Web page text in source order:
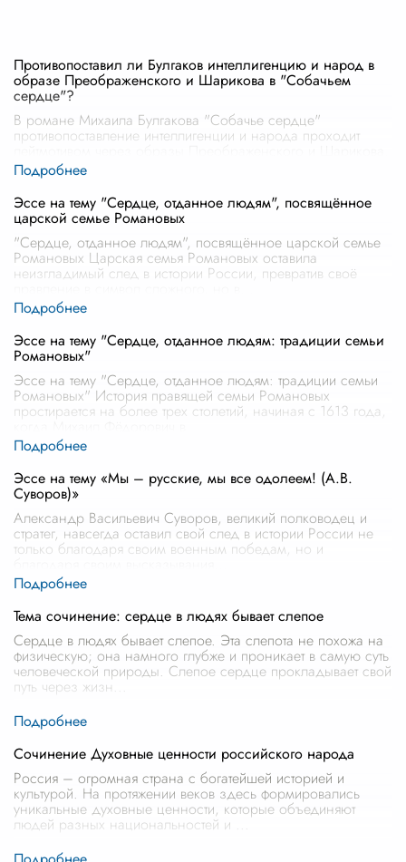
Противопоставил ли Булгаков интеллигенцию и народ в
образе Преображенского и Шарикова в "Собачьем
сердце"?
В романе Михаила Булгакова "Собачье сердце"
противопоставление интеллигенции и народа проходит
Профессор Преображенский, уважае
Эссе на тему "Сердце, отданное людям", посвящённое
царской семье Романовых
"Сердце, отданное людям", посвящённое царской семье
Романовых Царская семья Романовых оставила
неизгладимый след в истории России, превратив своё
Эссе на тему "Сердце, отданное людям: традиции семьи
Романовых"
Эссе на тему "Сердце, отданное людям: традиции семьи
Романовых" История правящей семьи Романовых
простирается на более трех столетий, начиная с 1613 года,
Эссе на тему «Мы – русские, мы все одолеем! (А.В.
Суворов)»
Александр Васильевич Суворов, великий полководец и
стратег, навсегда оставил свой след в истории России не
только благодаря своим военным победам, но и
Тема сочинение: сердце в людях бывает слепое
Сердце в людях бывает слепое. Эта слепота не похожа на
физическую; она намного глубже и проникает в самую суть
человеческой природы. Слепое сердце прокладывает свой
путь через жизн
Сочинение Духовные ценности российского народа
Россия – огромная страна с богатейшей историей и
культурой. На протяжении веков здесь формировались
уникальные духовные ценности, которые объединяют
людей разных национальностей и